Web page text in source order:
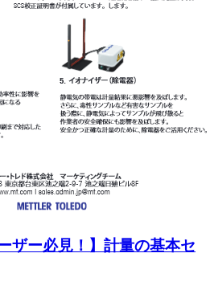
ザー必見！】計量の基本セ